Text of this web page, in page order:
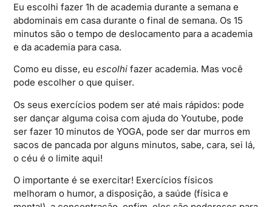
Eu escolhi fazer 1h de academia durante a semana e
abdominais em casa durante o final de semana. Os 15
minutos são o tempo de deslocamento para a academia
e da academia para casa.
Como eu disse, euescolhi fazer academia. Mas você
pode escolher o que quiser.
Os seus exercícios podem ser até mais rápidos: pode
ser dançar alguma coisa com ajuda do Youtube, pode
ser fazer 10 minutos de YOGA, pode ser dar murros em
sacos de pancada por alguns minutos, sabe, cara, sei lá,
o céu é o limite aqui!
O importante é se exercitar! Exercícios físicos
melhoram o humor, a disposição, a saúde (física e